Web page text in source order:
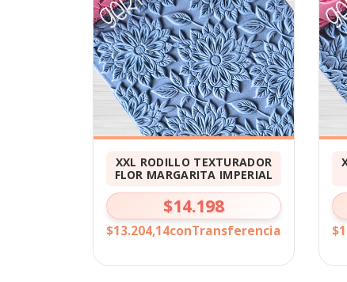
XXL RODILLO TEXTURADOR
FLOR MARGARITA IMPERIAL
$14.198
$13.204,14conTransferencia